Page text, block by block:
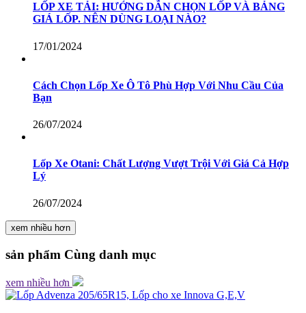
LỐP XE TẢI: HƯỚNG DẪN CHỌN LỐP VÀ BẢNG
GIÁ LỐP. NÊN DÙNG LOẠI NÀO?
17/01/2024
Cách Chọn Lốp Xe Ô Tô Phù Hợp Với Nhu Cầu Của
Bạn
26/07/2024
Lốp Xe Otani: Chất Lượng Vượt Trội Với Giá Cả Hợp
Lý
26/07/2024
xem nhiều hơn
sản phẩm Cùng danh mục
xem nhiều hơn